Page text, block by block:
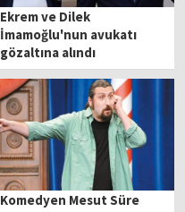
Ekrem ve Dilek
İmamoğlu'nun avukatı
gözaltına alındı
Komedyen Mesut Süre